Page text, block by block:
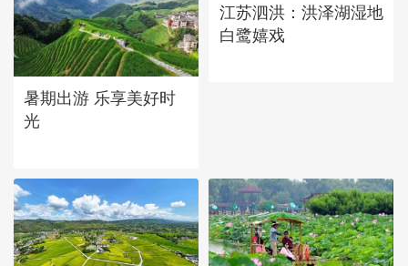
暑期出游 乐享美好时
光
江苏泗洪：洪泽湖湿地
白鹭嬉戏